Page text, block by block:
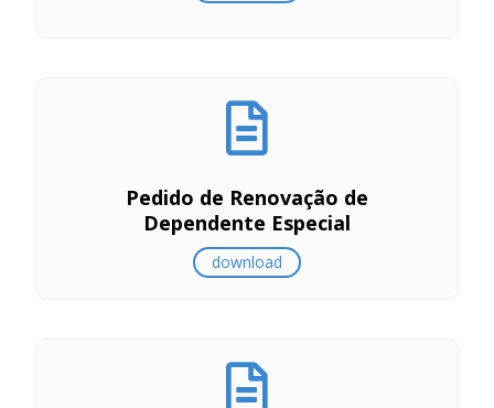
Pedido de Renovação de
Dependente Especial
download